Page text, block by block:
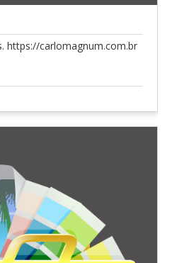
https://carlomagnum.com.br